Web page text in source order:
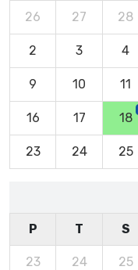
26 27 28
2 3 4
9 10 11
16 17 18
23 24 25
P T S
23 24 25